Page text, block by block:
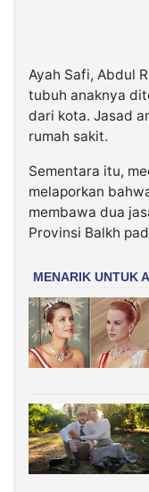
Ayah Safi, Abdul
tubuh anaknya
dari kota. Jasad
rumah sakit.
Sementara itu,
melaporkan
membawa dua
Provinsi Balkh